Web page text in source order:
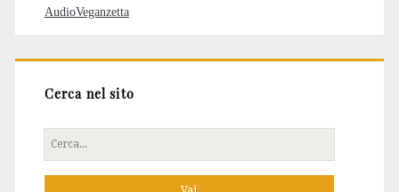
AudioVeganzetta
Cerca nel sito
Cerca
per: